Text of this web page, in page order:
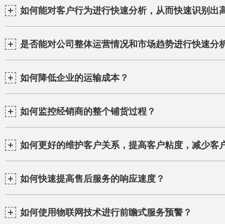
如何能对客户行为进行快速分析，从而快速识别出
是否能对公司整体运营情况和市场趋势进行快速分
如何降低企业的运输成本？
如何监控经销商的整个铺货过程？
如何更好的维护客户关系，提高客户粘度，减少客
如何快速提高售后服务的响应速度？
如何使用物联网技术进行前瞻式服务预警？